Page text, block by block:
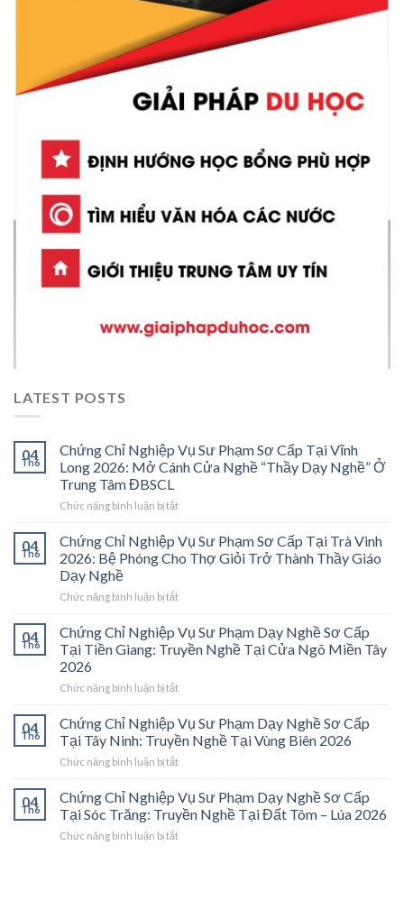
LATEST POSTS
04
Th6
Chứng Chỉ Nghiệp Vụ Sư Phạm Sơ Cấp Tại Vĩnh
Long 2026: Mở Cánh Cửa Nghề “Thầy Dạy Nghề” Ở
Trung Tâm ĐBSCL
Chức năng bình luận bị tắtở
Chỉ
Nghiệp
Vụ
Phạm
Cấp
Tại
Vĩnh
2026:
Cánh
Cửa
Nghề
“Thầy
Nghề”
Ở
Trung
Tâm
04
Th6
Chứng Chỉ Nghiệp Vụ Sư Phạm Sơ Cấp Tại Trà Vinh
2026: Bệ Phóng Cho Thợ Giỏi Trở Thành Thầy Giáo
Dạy Nghề
Chức năng bình luận bị tắtở
Chỉ
Nghiệp
Vụ
Phạm
Cấp
Tại
Trà
Vinh
Bệ
Phóng
Cho
Thợ
04
Th6
Chứng Chỉ Nghiệp Vụ Sư Phạm Dạy Nghề Sơ Cấp
Tại Tiền Giang: Truyền Nghề Tại Cửa Ngõ Miền Tây
2026
Chức năng bình luận bị tắtở
Chỉ
Nghiệp
Vụ
Sư
Dạy
Nghề
Sơ
Cấp
04
Th6
Chứng Chỉ Nghiệp Vụ Sư Phạm Dạy Nghề Sơ Cấp
Tại Tây Ninh: Truyền Nghề Tại Vùng Biên 2026
Chức năng bình luận bị tắtở
Chỉ
Nghiệp
Vụ
Sư
04
Th6
Chứng Chỉ Nghiệp Vụ Sư Phạm Dạy Nghề Sơ Cấp
Tại Sóc Trăng: Truyền Nghề Tại Đất Tôm – Lúa 2026
Chức năng bình luận bị tắtở